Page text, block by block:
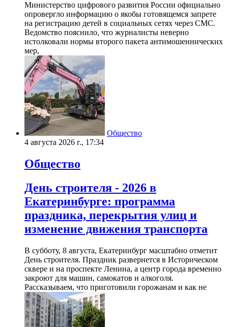
Министерство цифрового развития России официально
опровергло информацию о якобы готовящемся запрете
на регистрацию детей в социальных сетях через СМС.
Ведомство пояснило, что журналисты неверно
истолковали нормы второго пакета антимошеннических
мер,
Общество
4 августа 2026 г., 17:34
Общество
День строителя - 2026 в
Екатеринбурге: программа
праздника, перекрытия улиц и
изменение движения транспорта
В субботу, 8 августа, Екатеринбург масштабно отметит
День строителя. Праздник развернется в Историческом
сквере и на проспекте Ленина, а центр города временно
закроют для машин, самокатов и алкоголя.
Рассказываем, что приготовили горожанам и как не